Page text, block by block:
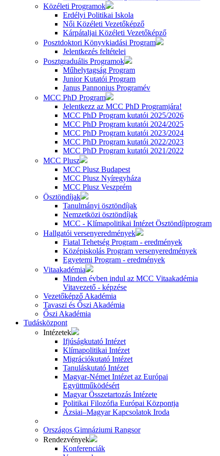
Közéleti Programok
Erdélyi Politikai Iskola
Női Közéleti Vezetőképző
Kárpátaljai Közéleti Vezetőképző
Posztdoktori Könyvkiadási Program
Jelentkezés feltételei
Posztgraduális Programok
Műhelytagság Program
Junior Kutatói Program
Janus Pannonius Programév
MCC PhD Program
Jelentkezz az MCC PhD Programjára!
MCC PhD Program kutatói 2025/2026
MCC PhD Program kutatói 2024/2025
MCC PhD Program kutatói 2023/2024
MCC PhD Program kutatói 2022/2023
MCC PhD Program kutatói 2021/2022
MCC Plusz
MCC Plusz Budapest
MCC Plusz Nyíregyháza
MCC Plusz Veszprém
Ösztöndíjak
Tanulmányi ösztöndíjak
Nemzetközi ösztöndíjak
MCC - Klímapolitikai Intézet Ösztöndíjprogram
Hallgatói versenyeredmények
Fiatal Tehetség Program - eredmények
Középiskolás Program versenyeredmények
Egyetemi Program - eredmények
Vitaakadémia
Minden évben indul az MCC Vitaakadémia
Vitavezető - képzése
Vezetőképző Akadémia
Tavaszi és Őszi Akadémia
Őszi Akadémia
Tudásközpont
Intézetek
Ifjúságkutató Intézet
Klímapolitikai Intézet
Migrációkutató Intézet
Tanuláskutató Intézet
Magyar-Német Intézet az Európai
Együttműködésért
Magyar Összetartozás Intézete
Politikai Filozófia Európai Központja
Ázsiai–Magyar Kapcsolatok Iroda
Országos Gimnáziumi Rangsor
Rendezvények
Konferenciák